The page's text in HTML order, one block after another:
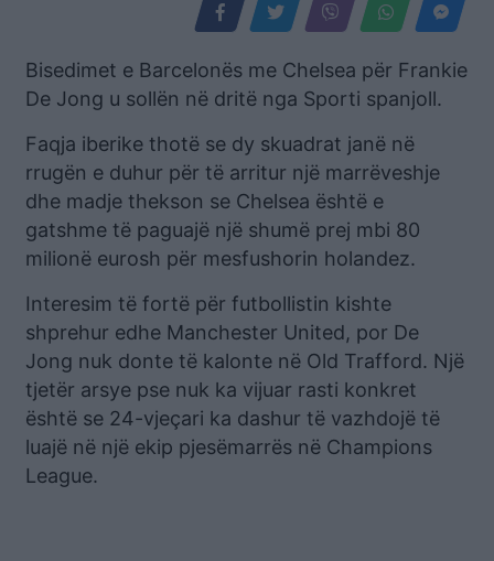
Bisedimet e Barcelonës me Chelsea për Frankie
De Jong u sollën në dritë nga Sporti spanjoll.
Faqja iberike thotë se dy skuadrat janë në
rrugën e duhur për të arritur një marrëveshje
dhe madje thekson se Chelsea është e
gatshme të paguajë një shumë prej mbi 80
milionë eurosh për mesfushorin holandez.
Interesim të fortë për futbollistin kishte
shprehur edhe Manchester United, por De
Jong nuk donte të kalonte në Old Trafford. Një
tjetër arsye pse nuk ka vijuar rasti konkret
është se 24-vjeçari ka dashur të vazhdojë të
luajë në një ekip pjesëmarrës në Champions
League.